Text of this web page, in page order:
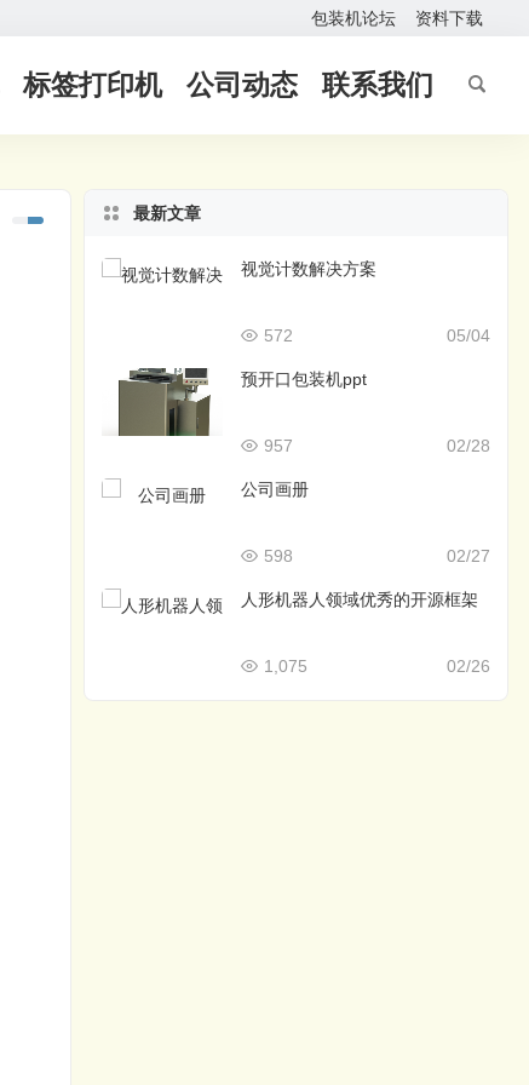
包装机论坛 资料下载
标签打印机 公司动态 联系我们
最新文章
视觉计数解决方案
05/04
572
预开口包装机ppt
02/28
957
公司画册
02/27
598
人形机器人领域优秀的开源框架
02/26
1,075